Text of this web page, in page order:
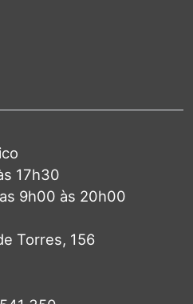
17h30
9h00 às 20h00
Torres, 156